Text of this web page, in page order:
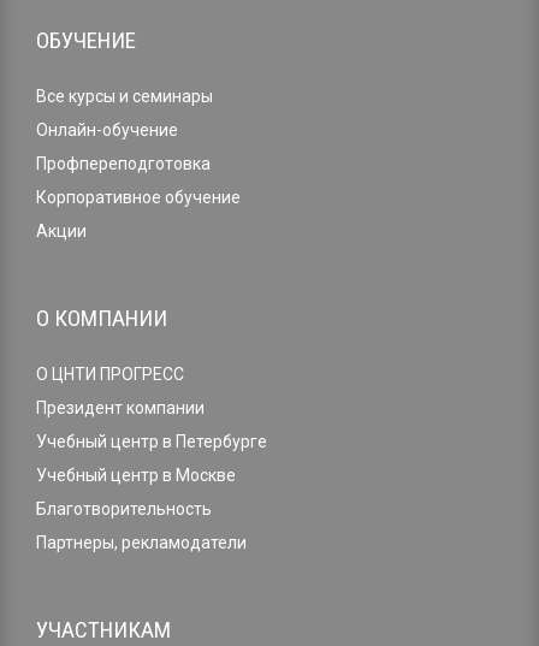
ОБУЧЕНИЕ
Все курсы и семинары
Онлайн-обучение
Профпереподготовка
Корпоративное обучение
Акции
О КОМПАНИИ
О ЦНТИ ПРОГРЕСС
Президент компании
Учебный центр в Петербурге
Учебный центр в Москве
Благотворительность
Партнеры, рекламодатели
УЧАСТНИКАМ